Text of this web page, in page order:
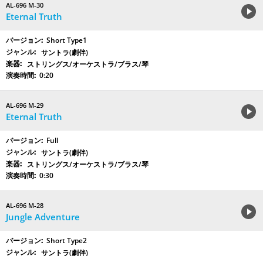
AL-696 M-30
Eternal Truth
Short Type1
サントラ(劇伴)
ストリングス/オーケストラ/ブラス/琴
0:20
AL-696 M-29
Eternal Truth
Full
サントラ(劇伴)
ストリングス/オーケストラ/ブラス/琴
0:30
AL-696 M-28
Jungle Adventure
Short Type2
サントラ(劇伴)